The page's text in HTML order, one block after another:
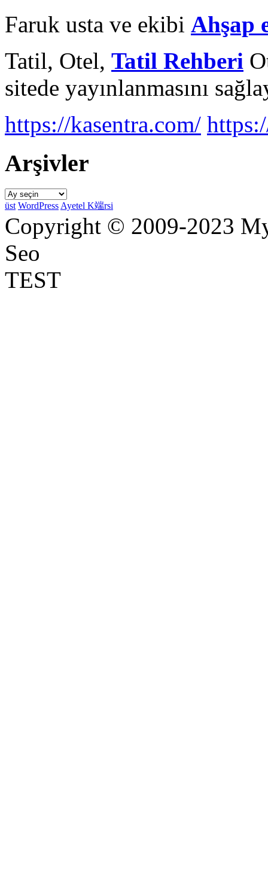
Faruk usta ve ekibi Ahşap
Tatil, Otel, Tatil Rehberi
sitede yayınlanmasını
https://kasentra.com/
Arşivler
Arşivler
üst WordPress Ayetel K端rsi
Copyright © 2009-2023
Seo
TEST